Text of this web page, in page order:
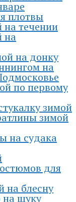
плотвы
течении
на
на донку
на
по первому
зимой
зимой
на судака
для
на блесну
щуку